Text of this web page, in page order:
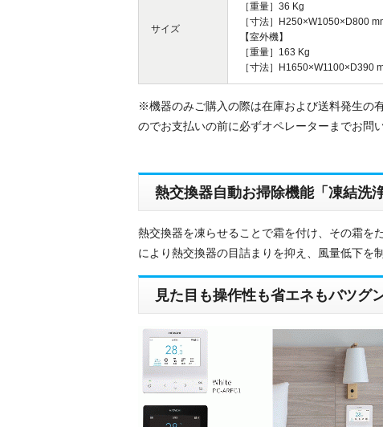
サイズ
［重量］36 Kg
［寸法］H250×W1050×D800
【室外機】
［重量］163 Kg
［寸法］H1650×W1100×D390
※機器のみご購入の際は在庫および送料発生の
のでお支払いの前に必ずオペレーターまでお問
熱交換器自動お掃除機能「凍結洗
熱交換器を凍らせることで霜を付け、その霜を
により熱交換器の目詰まりを抑え、風量低下を
見た目も操作性も省エネもバツグ